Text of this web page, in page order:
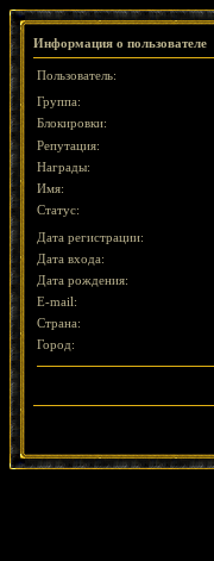
Информация о пользователе
Пользователь:
Группа:
Блокировки:
Репутация:
Награды:
Имя:
Статус:
Дата регистрации:
Дата входа:
Дата рождения:
E-mail:
Страна:
Город: